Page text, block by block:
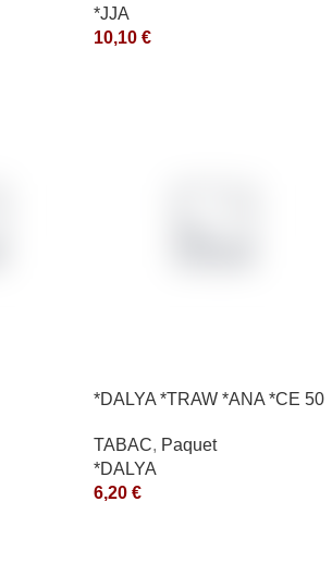
*JJA
10,10 €
*DALYA *TRAW *ANA *CE 50
TABAC, Paquet
*DALYA
6,20 €